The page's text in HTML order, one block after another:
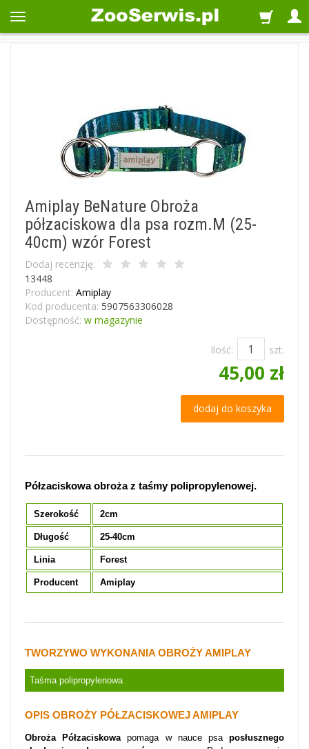
Amiplay BeNature Obroża
półzaciskowa dla psa rozm.M (25-
40cm) wzór Forest
Dodaj recenzję:
13448
Producent: Amiplay
Kod producenta: 5907563306028
Dostępność: w magazynie
Ilość: szt.
45,00 zł
dodaj do koszyka
Półzaciskowa obroża z taśmy polipropylenowej.
Szerokość 2cm
Długość 25-40cm
Linia Forest
Producent Amiplay
TWORZYWO WYKONANIA OBROŻY AMIPLAY
Taśma polipropylenowa
OPIS OBROŻY PÓŁZACISKOWEJ AMIPLAY
Obroża Półzaciskowapomaga w nauce psaposłusznego